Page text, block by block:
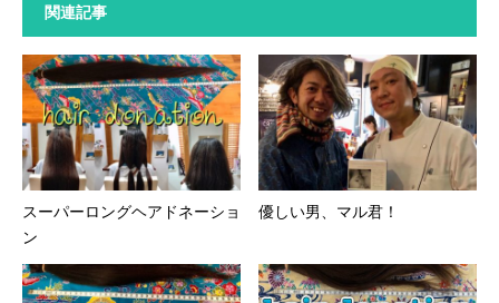
関連記事
スーパーロングヘアドネーショ
ン
優しい男、マル君！